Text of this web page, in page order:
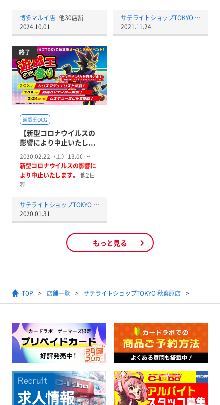
博多マルイ店 他30店舗
2024.10.01
サテライトショップTOKYO 秋葉原店
2021.11.24
終了
遊戯王OCG
【新型コロナウイルスの
影響により中止いたし...
2020.02.22（土）13:00 〜
新型コロナウイルスの影響に
より中止いたします。 他2日
程
サテライトショップTOKYO 秋葉原店
2020.01.31
もっと見る
TOP 店舗一覧 サテライトショップTOKYO 秋葉原店